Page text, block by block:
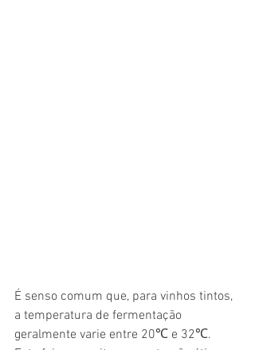
É senso comum que, para vinhos tintos,
a temperatura de fermentação
geralmente varie entre 20℃ e 32℃.